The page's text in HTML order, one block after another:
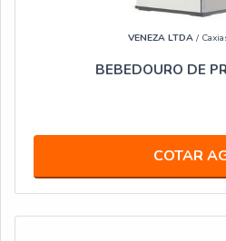
VENEZA LTDA/
BEBEDOURO DE
COTAR